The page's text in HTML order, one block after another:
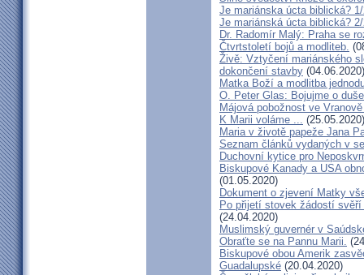
Je mariánska úcta biblická?
Je mariánská úcta biblická?
Dr. Radomír Malý: Praha se
Čtvrtstoletí bojů a modliteb.
Živě: Vztyčení mariánského
dokončení stavby (04.06.2020)
Matka Boží a modlitba
O. Peter Glas: Bojujme o
Májová pobožnost ve
K Marii voláme ... (25.05.2020)
Maria v životě papeže Jana
Seznam článků vydaných v
Duchovní kytice pro
Biskupové Kanady a USA
(01.05.2020)
Dokument o zjevení Matky
Po přijetí stovek žádostí
(24.04.2020)
Muslimský guvernér v
Obraťte se na Pannu Marii.
Biskupové obou Amerik
Guadalupské (20.04.2020)